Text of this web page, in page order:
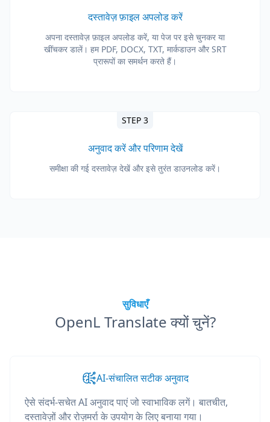
दस्तावेज़ फ़ाइल अपलोड करें
अपना दस्तावेज़ फ़ाइल अपलोड करें, या पेज पर इसे चुनकर या
खींचकर डालें। हम PDF, DOCX, TXT, मार्कडाउन और SRT
प्रारूपों का समर्थन करते हैं।
STEP 3
अनुवाद करें और परिणाम देखें
समीक्षा की गई दस्तावेज़ देखें और इसे तुरंत डाउनलोड करें।
सुविधाएँ
OpenL Translate क्यों चुनें?
AI-संचालित सटीक अनुवाद
ऐसे संदर्भ-सचेत AI अनुवाद पाएं जो स्वाभाविक लगें। बातचीत,
दस्तावेज़ों और रोज़मर्रा के उपयोग के लिए बनाया गया।